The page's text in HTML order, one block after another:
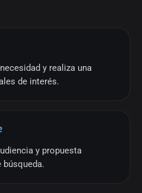
y realiza una
de interés.
y propuesta
búsqueda.